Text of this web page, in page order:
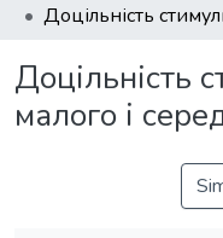
Доцільність
малого і